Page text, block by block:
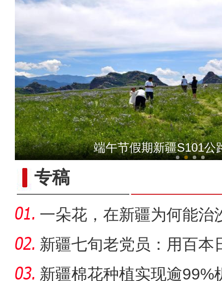
【与你为邻】俄罗斯滑雪小
端午节假期新疆S101公
专稿
一朵花，在新疆为何能治
新疆七旬老党员：用百本
世纪变
新疆棉花种植实现逾99%